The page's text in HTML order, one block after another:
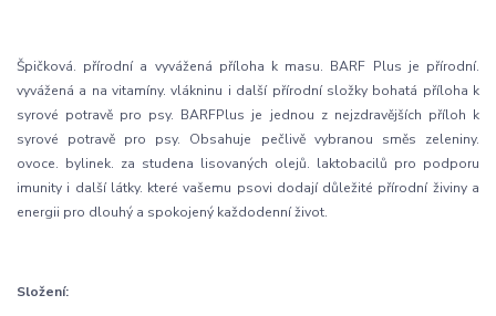
Špičková. přírodní a vyvážená příloha k masu. BARF Plus je přírodní.
vyvážená a na vitamíny. vlákninu i další přírodní složky bohatá příloha k
syrové potravě pro psy. BARFPlus je jednou z nejzdravějších příloh k
syrové potravě pro psy. Obsahuje pečlivě vybranou směs zeleniny.
ovoce. bylinek. za studena lisovaných olejů. laktobacilů pro podporu
imunity i další látky. které vašemu psovi dodají důležité přírodní živiny a
energii pro dlouhý a spokojený každodenní život.
Složení: